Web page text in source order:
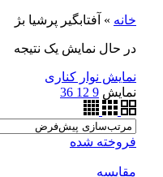
خانه » آفتابگیر پرشیا بژ
در حال نمایش یک نتیجه
نمایش نوار کناری
نمایش 9
12
36
فروخته شده
مقايسه